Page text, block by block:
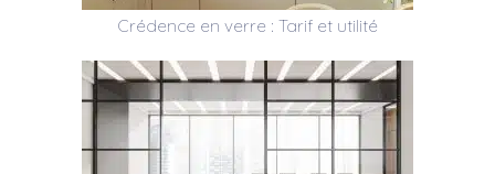
Crédence en verre : Tarif et utilité